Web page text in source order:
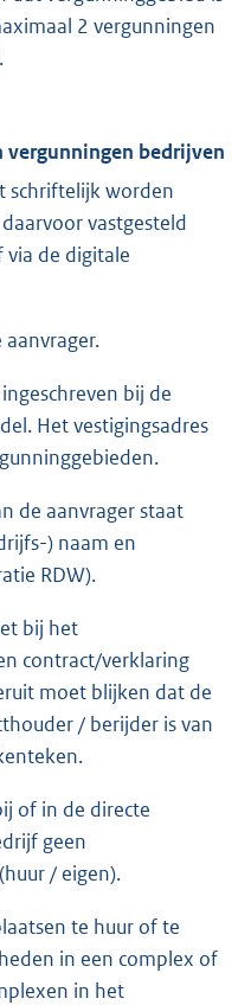
2 vergunningen
vergunningen bedrijven
schriftelijk worden
vastgesteld
de digitale
bij de
Het vestigingsadres
de aanvrager staat
) naam en
RDW).
bij het
contract/verklaring
moet blijken dat de
/ berijder is van
of in de directe
geen
/ eigen).
te huur of te
in een complex of
in het